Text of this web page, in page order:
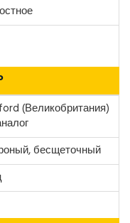
(Великобритания)
бесщеточный